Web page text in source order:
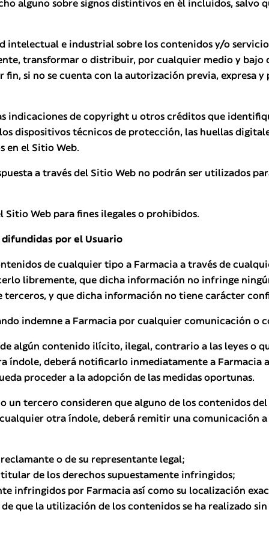
alguno sobre signos distintivos en él incluidos, salvo
intelectual e industrial sobre los contenidos y/o
transformar o distribuir, por cualquier medio y
si no se cuenta con la autorización previa, expresa
indicaciones de copyright u otros créditos que
dispositivos técnicos de protección, las huellas
en el Sitio Web.
a través del Sitio Web no podrán ser utilizados
Sitio Web para fines ilegales o prohibidos.
por el Usuario
de cualquier tipo a Farmacia a través de
libremente, que dicha información no infringe
y que dicha información no tiene carácter
indemne a Farmacia por cualquier comunicación o
algún contenido ilícito, ilegal, contrario a las leyes o
deberá notificarlo inmediatamente a Farmacia
proceder a la adopción de las medidas oportunas.
un tercero consideren que alguno de los contenidos
otra índole, deberá remitir una comunicación
o de su representante legal;
de los derechos supuestamente infringidos;
infringidos por Farmacia así como su localización
que la utilización de los contenidos se ha realizado